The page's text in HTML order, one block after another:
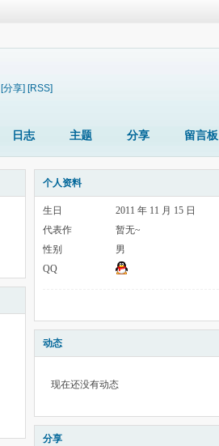
[分享] [RSS]
日志 主题 分享 留言板
个人资料
生日
2011 年 11 月 15 日
代表作
暂无~
性别
男
QQ
动态
现在还没有动态
分享